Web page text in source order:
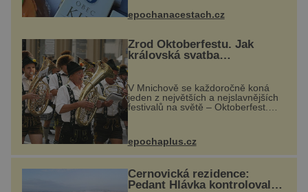
atrakce...
epochanacestach.cz
Zrod Oktoberfestu. Jak
královská svatba
odstartovala největší pivní
festival světa
V Mnichově se každoročně koná
jeden z největších a nejslavnějších
festivalů na světě – Oktoberfest.
návštěvníků, kteří si vychutnávají
pivo, tradiční jídlo a bavorskou
kultur...
epochaplus.cz
Černovická rezidence:
Pedant Hlávka kontroloval